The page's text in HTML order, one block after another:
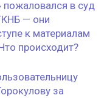
пожаловался в суд
— они
к материалам
происходит?
за